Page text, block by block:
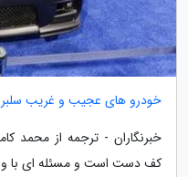
خودرو های عجیب و غریب
خبرنگاران - ترجمه از محمد
کف دست است و مسئله ای با